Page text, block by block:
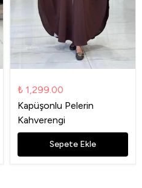
₺ 1,299.00
Kapüşonlu Pelerin
Kahverengi
Sepete Ekle